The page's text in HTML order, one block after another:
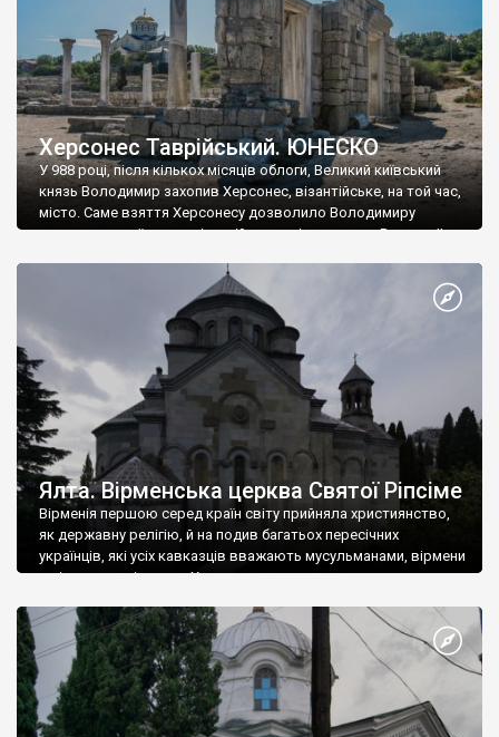
Херсонес Таврійський. ЮНЕСКО
У 988 році, після кількох місяців облоги, Великий київський
князь Володимир захопив Херсонес, візантійське, на той час,
місто. Саме взяття Херсонесу дозволило Володимиру
диктувати свої умови візантійському імператору Василю ІІ, та
Херсонесі Володимир-язичник, став Василем-християнином.
А потім було Хрещення Русі. На честь Херсонесу Таврійського
Ялта. Вірменська церква Святої Ріпсіме
Вірменія першою серед країн світу прийняла християнство,
як державну релігію, й на подив багатьох пересічних
українців, які усіх кавказців вважають мусульманами, вірмени
є відданими вірянами Христа